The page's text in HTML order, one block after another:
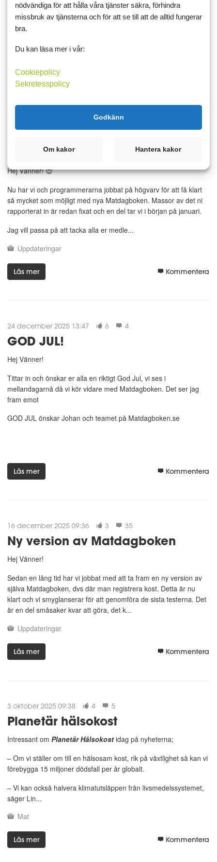
Det är inte ofta det är snö och sol på samma gång här nere i
Malmö. Nu har det varit fint i flera dagar och idag blev det en
extra lång och skön promenad med Shiva. Underbart! ☀️
Hund
Läs mer
Matdagboken!
Hej Vänner! 😍
Nu har vi och programmerarna jobbat på högvarv för att få klart
så mycket som möjligt med nya Matdagboken. Massor av det ni
rapporterat in är redan fixat och en del tar vi i början på januari.
Jag vill passa på att tacka alla er medle...
Uppdateringar
Läs mer Kommentera
24 december 2025 13:47 6 4
GOD JUL!
Hej Vänner!
Tittar in och önskar er alla en riktigt God Jul, vi ses i
mellandagarnå då vi kör vidare med Matdagboken. Det ser jag
fram emot
GOD JUL önskar Johan och teamet på Matdagboken.se
Läs mer Kommentera
16 december 2025 09:36 3 35
Ny version av Matdagboken
Hej Vänner!
Sedan en lång tid har vi jobbat med att ta fram en ny version av
själva Matdagboken, dvs där man registrera kost. Detta är nu
klart och vi smyglanserar för att genomföra de sista testerna. Det
är en del småsaker kvar att göra, det k...
Uppdateringar
Läs mer Kommentera
3 oktober 2025 09:38 4 5
Planetär hälsokost
Intressant om Planetär Hälsokost idag på nyheterna;
– Om vi ställer om till en hälsosam kost, rik på växtlighet så kan vi
förebygga 15 miljoner dödsfall per år globalt.
– Vi kan också halvera klimatutsläppen från livsmedelssystemet,
säger Lin...
Mat
Läs mer Kommentera
nödvändiga för att hålla våra tjänster säkra, förhindra
missbruk av tjänsterna och för att se till att de alltid fungerar
bra.
Du kan läsa mer i vår:
Cookiepolicy
Sekretesspolicy
Godkänn
Om kakor Hantera kakor